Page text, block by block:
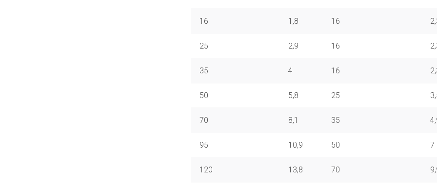
16 1,8 16
25 2,9 16
35 4 16
50 5,8 25
70 8,1 35
95 10,9 50 7
120 13,8 70